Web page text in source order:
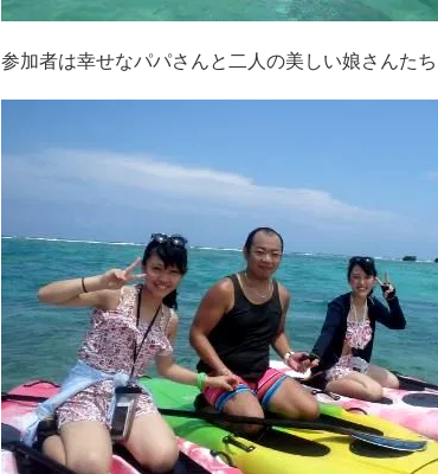
参加者は幸せなパパさんと二人の美しい娘さんたち